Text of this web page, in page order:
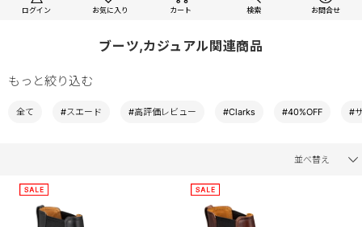
ログイン お気に入り カート 検索 お問合せ
ブーツ,カジュアル関連商品
もっと絞り込む
全て #スエード #高評価レビュー #Clarks #40%OFF #
並べ替え